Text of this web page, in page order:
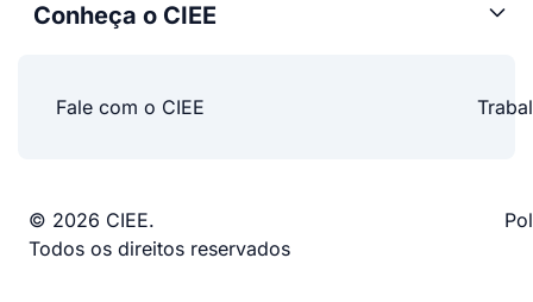
Conheça o CIEE
Fale com o CIEE
© 2026 CIEE.
Todos os direitos reservados